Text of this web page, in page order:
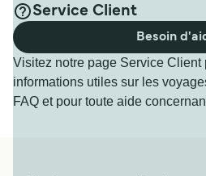
Service Client
Visitez notre page Service Client
informations utiles sur les
FAQ et pour toute aide
Besoin